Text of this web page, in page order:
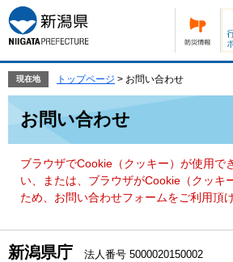
ー
ジ
の
頭
す。
ニ
ュ
ー
飛
て
現在地 トップページ > お問い合わせ
お問い合わせ
ブラウザでCookie（クッキー）が使用で
い、または、ブラウザがCookie（クッキ
ため、お問い合わせフォームをご利用頂
新潟県庁 法人番号 5000020150002